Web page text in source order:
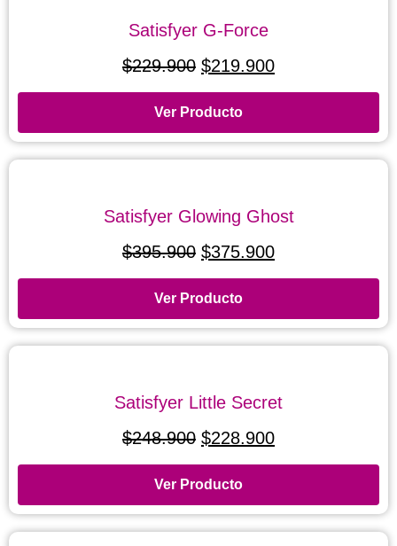
Satisfyer G-Force
$229.900 $219.900
Ver Producto
Satisfyer Glowing Ghost
$395.900 $375.900
Ver Producto
Satisfyer Little Secret
$248.900 $228.900
Ver Producto